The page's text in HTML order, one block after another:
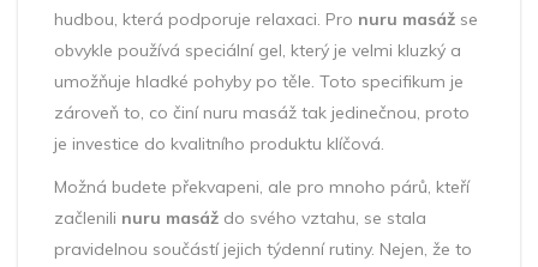
hudbou, která podporuje relaxaci. Pro nuru masáž se
obvykle používá speciální gel, který je velmi kluzký a
umožňuje hladké pohyby po těle. Toto specifikum je
zároveň to, co činí nuru masáž tak jedinečnou, proto
je investice do kvalitního produktu klíčová.
Možná budete překvapeni, ale pro mnoho párů, kteří
začlenili nuru masáž do svého vztahu, se stala
pravidelnou součástí jejich týdenní rutiny. Nejen, že to